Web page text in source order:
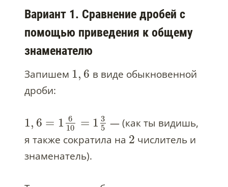
Вариант 1. Сравнение дробей с
помощью приведения к общему
знаменателю
Запишем 1, 6 в виде обыкновенной
дроби:
1, 6 = 1 6
10
= 1 3
5 — (как ты видишь,
я также сократила на 2 числитель и
знаменатель).